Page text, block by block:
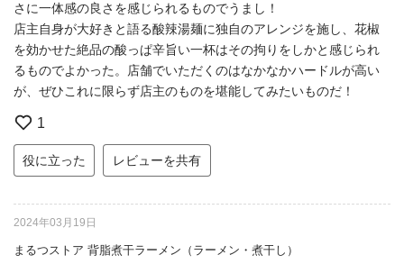
さに一体感の良さを感じられるものでうまし！
店主自身が大好きと語る酸辣湯麺に独自のアレンジを施し、花椒
を効かせた絶品の酸っぱ辛旨い一杯はその拘りをしかと感じられ
るものでよかった。店舗でいただくのはなかなかハードルが高い
が、ぜひこれに限らず店主のものを堪能してみたいものだ！
1
役に立った レビューを共有
2024年03月19日
まるつストア 背脂煮干ラーメン（ラーメン・煮干し）